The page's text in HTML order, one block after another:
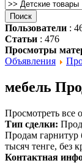
Пользователи :
Статьи : 476
Просмотры
Объявления
мебель
Просмотреть все
Тип сделки:
Продам гарнитур
тысяч тенге, без
Контактная